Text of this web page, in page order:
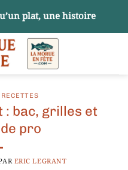
plat, une histoire
: bac, grilles et
pro
ERIC LEGRANT